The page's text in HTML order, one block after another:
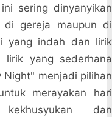
sering dinyanyikan
di gereja maupun di
yang indah dan lirik
lirik yang sederhana
Night" menjadi pilihan
merayakan hari
dan